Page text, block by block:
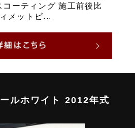
コーティング 施工前後比
メットピ...
ルホワイト 2012年式